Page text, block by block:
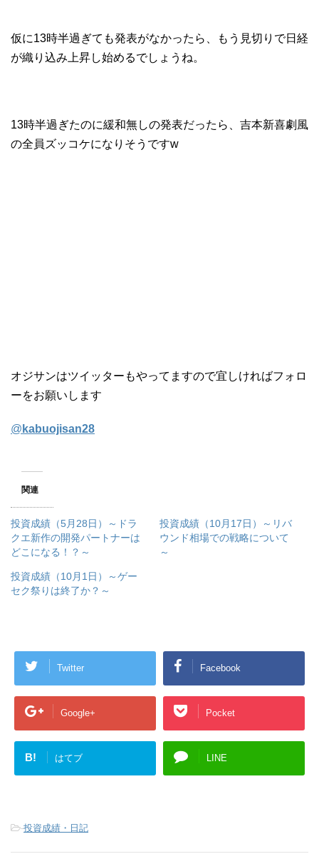
仮に13時半過ぎても発表がなかったら、もう見切りで日経
が織り込み上昇し始めるでしょうね。
13時半過ぎたのに緩和無しの発表だったら、吉本新喜劇風
の全員ズッコケになりそうですw
オジサンはツイッターもやってますので宜しければフォロ
ーをお願いします
@ kabuojisan28
関連
投資成績（5月28日）～ドラ
クエ新作の開発パートナーは
どこになる！？～
投資成績（10月17日）～リバ
ウンド相場での戦略について
～
投資成績（10月1日）～ゲー
セク祭りは終了か？～
Twitter Facebook
Google+ Pocket
B! はてブ LINE
-投資成績・日記